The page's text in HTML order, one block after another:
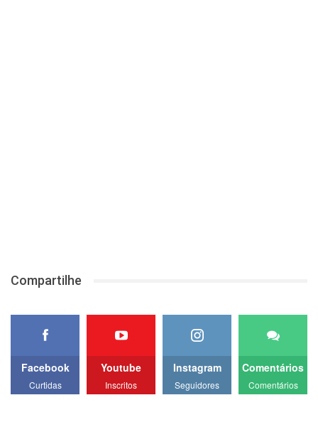
Compartilhe
Facebook
Curtidas
Youtube
Inscritos
Instagram
Seguidores
Comentários
Comentários